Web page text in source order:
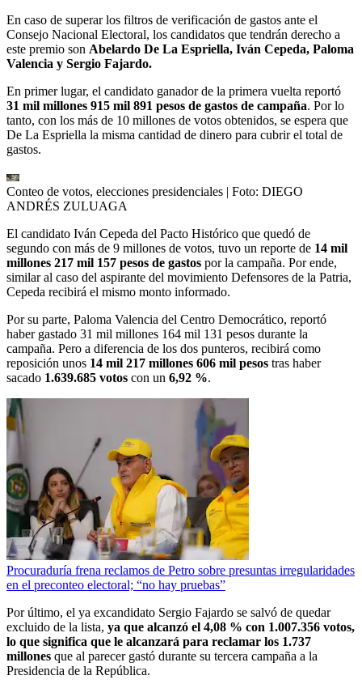
En caso de superar los filtros de verificación de gastos ante el
Consejo Nacional Electoral, los candidatos que tendrán derecho a
este premio son Abelardo De La Espriella, Iván Cepeda, Paloma
Valencia y Sergio Fajardo.
En primer lugar, el candidato ganador de la primera vuelta reportó
31 mil millones 915 mil 891 pesos de gastos de campaña. Por lo
tanto, con los más de 10 millones de votos obtenidos, se espera que
De La Espriella la misma cantidad de dinero para cubrir el total de
gastos.
Conteo de votos, elecciones presidenciales | Foto: DIEGO
ANDRÉS ZULUAGA
El candidato Iván Cepeda del Pacto Histórico que quedó de
segundo con más de 9 millones de votos, tuvo un reporte de 14 mil
millones 217 mil 157 pesos de gastos por la campaña. Por ende,
similar al caso del aspirante del movimiento Defensores de la Patria,
Cepeda recibirá el mismo monto informado.
Por su parte, Paloma Valencia del Centro Democrático, reportó
haber gastado 31 mil millones 164 mil 131 pesos durante la
campaña. Pero a diferencia de los dos punteros, recibirá como
reposición unos 14 mil 217 millones 606 mil pesos tras haber
sacado 1.639.685 votos con un 6,92 %.
Procuraduría frena reclamos de Petro sobre presuntas irregularidades
en el preconteo electoral; “no hay pruebas”
Por último, el ya excandidato Sergio Fajardo se salvó de quedar
excluido de la lista, ya que alcanzó el 4,08 % con 1.007.356 votos,
lo que significa que le alcanzará para reclamar los 1.737
millones que al parecer gastó durante su tercera campaña a la
Presidencia de la República.